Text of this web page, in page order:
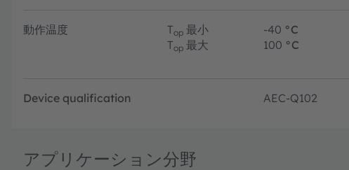
動作温度 Top 最小 -40 °C
Top 最大 100 °C
Device qualification AEC-Q102
アプリケーション分野